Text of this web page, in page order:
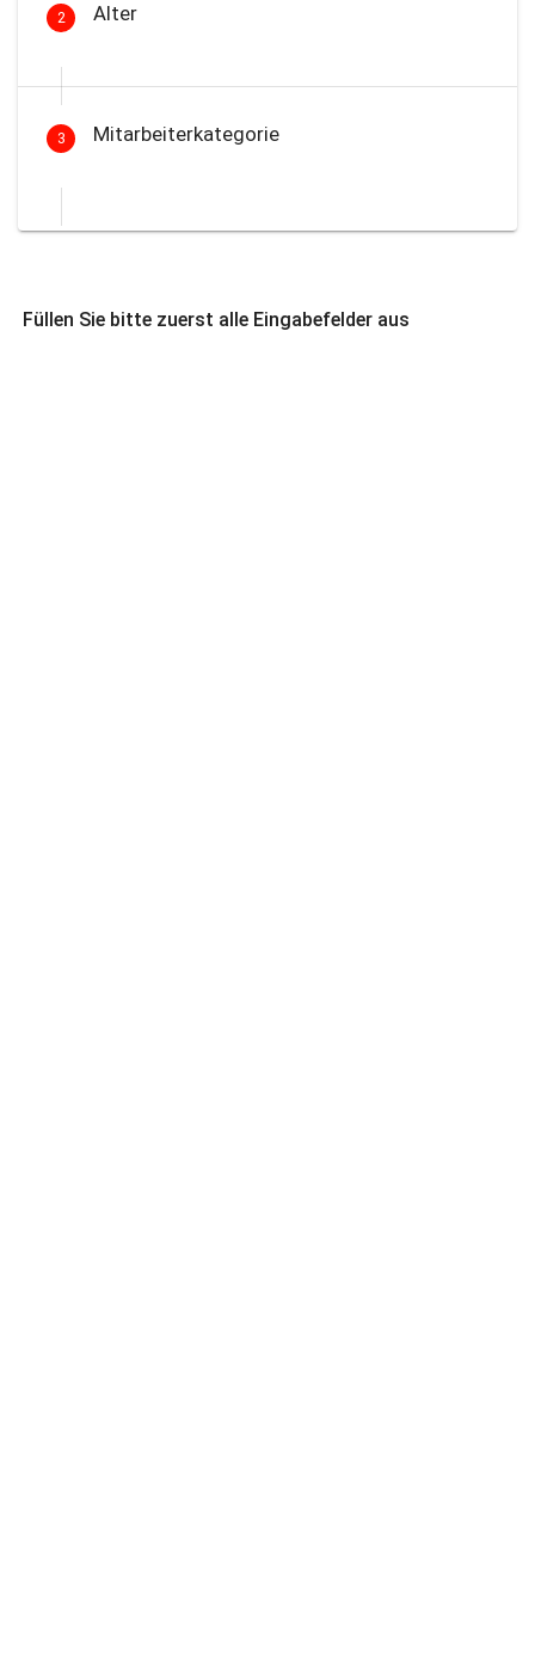
2 Alter
3 Mitarbeiterkategorie
Füllen Sie bitte zuerst alle Eingabefelder aus